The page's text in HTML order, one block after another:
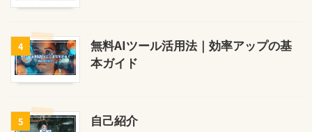
4
無料AIツール活用法｜効率アップの基
本ガイド
5 自己紹介